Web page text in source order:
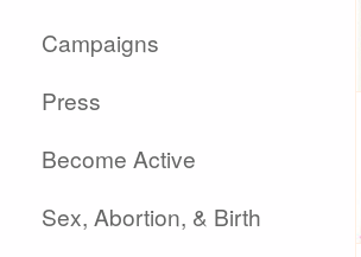
Campaigns
Press
Become Active
Sex, Abortion, & Birth